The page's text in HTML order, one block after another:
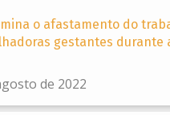
o afastamento do
gestantes durante
de 2022